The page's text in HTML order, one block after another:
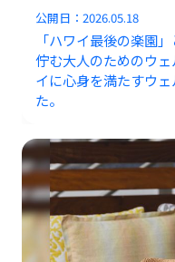
公開日：2026.05.18
「ハワイ最後の楽園
佇む大人のためのウ
イに心身を満たすウ
た。